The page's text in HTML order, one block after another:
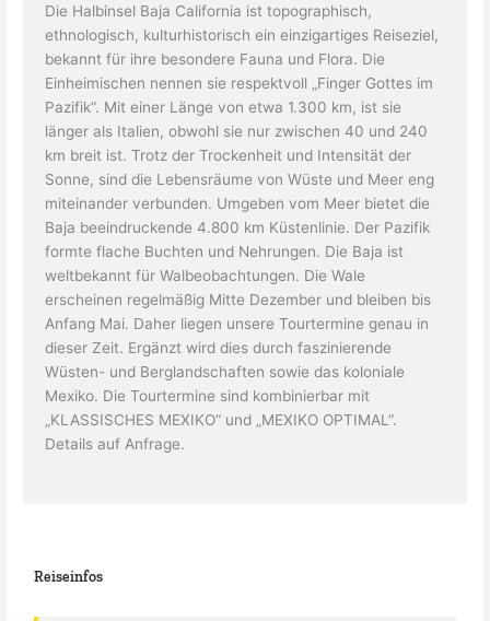
Die Halbinsel Baja California ist topographisch,
ethnologisch, kulturhistorisch ein einzigartiges Reiseziel,
bekannt für ihre besondere Fauna und Flora. Die
Einheimischen nennen sie respektvoll „Finger Gottes im
Pazifik“. Mit einer Länge von etwa 1.300 km, ist sie
länger als Italien, obwohl sie nur zwischen 40 und 240
km breit ist. Trotz der Trockenheit und Intensität der
Sonne, sind die Lebensräume von Wüste und Meer eng
miteinander verbunden. Umgeben vom Meer bietet die
Baja beeindruckende 4.800 km Küstenlinie. Der Pazifik
formte flache Buchten und Nehrungen. Die Baja ist
weltbekannt für Walbeobachtungen. Die Wale
erscheinen regelmäßig Mitte Dezember und bleiben bis
Anfang Mai. Daher liegen unsere Tourtermine genau in
dieser Zeit. Ergänzt wird dies durch faszinierende
Wüsten- und Berglandschaften sowie das koloniale
Mexiko. Die Tourtermine sind kombinierbar mit
„KLASSISCHES MEXIKO“ und „MEXIKO OPTIMAL“.
Details auf Anfrage.
Reiseinfos